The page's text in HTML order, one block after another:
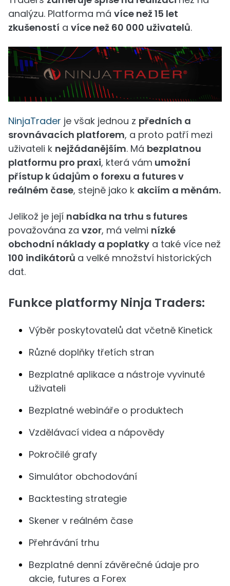
analýzu. Platforma má více než 15 let
zkušeností a více než 60 000 uživatelů.
NinjaTrader je však jednou z předních a
srovnávacích platforem, a proto patří mezi
uživateli k nejžádanějším. Má bezplatnou
platformu pro praxi, která vám umožní
přístup k údajům o forexu a futures v
reálném čase, stejně jako k akciím a měnám.
Jelikož je její nabídka na trhu s futures
považována za vzor, má velmi nízké
obchodní náklady a poplatky a také více než
100 indikátorů a velké množství historických
dat.
Funkce platformy Ninja Traders:
Výběr poskytovatelů dat včetně Kinetick
Různé doplňky třetích stran
Bezplatné aplikace a nástroje vyvinuté
uživateli
Bezplatné webináře o produktech
Vzdělávací videa a nápovědy
Pokročilé grafy
Simulátor obchodování
Backtesting strategie
Skener v reálném čase
Přehrávání trhu
Bezplatné denní závěrečné údaje pro
akcie, futures a Forex